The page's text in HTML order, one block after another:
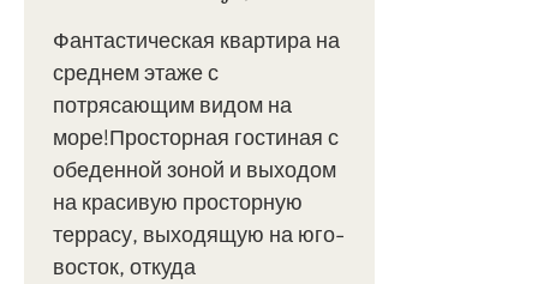
Фантастическая квартира на
среднем этаже с
потрясающим видом на
море!Просторная гостиная с
обеденной зоной и выходом
на красивую просторную
террасу, выходящую на юго-
восток, откуда